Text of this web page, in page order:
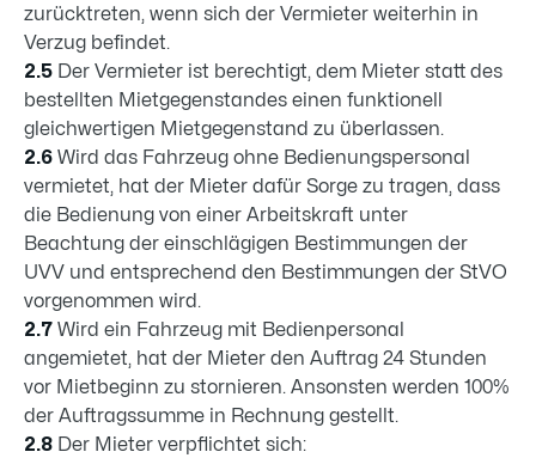
zurücktreten, wenn sich der Vermieter weiterhin in
Verzug befindet.
2.5 Der Vermieter ist berechtigt, dem Mieter statt des
bestellten Mietgegenstandes einen funktionell
gleichwertigen Mietgegenstand zu überlassen.
2.6 Wird das Fahrzeug ohne Bedienungspersonal
vermietet, hat der Mieter dafür Sorge zu tragen, dass
die Bedienung von einer Arbeitskraft unter
Beachtung der einschlägigen Bestimmungen der
UVV und entsprechend den Bestimmungen der StVO
vorgenommen wird.
2.7 Wird ein Fahrzeug mit Bedienpersonal
angemietet, hat der Mieter den Auftrag 24 Stunden
vor Mietbeginn zu stornieren. Ansonsten werden 100%
der Auftragssumme in Rechnung gestellt.
2.8 Der Mieter verpflichtet sich: